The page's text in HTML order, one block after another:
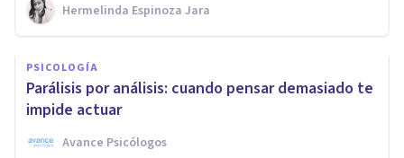
Hermelinda Espinoza Jara
PSICOLOGÍA
Parálisis por análisis: cuando pensar demasiado te
impide actuar
Avance Psicólogos